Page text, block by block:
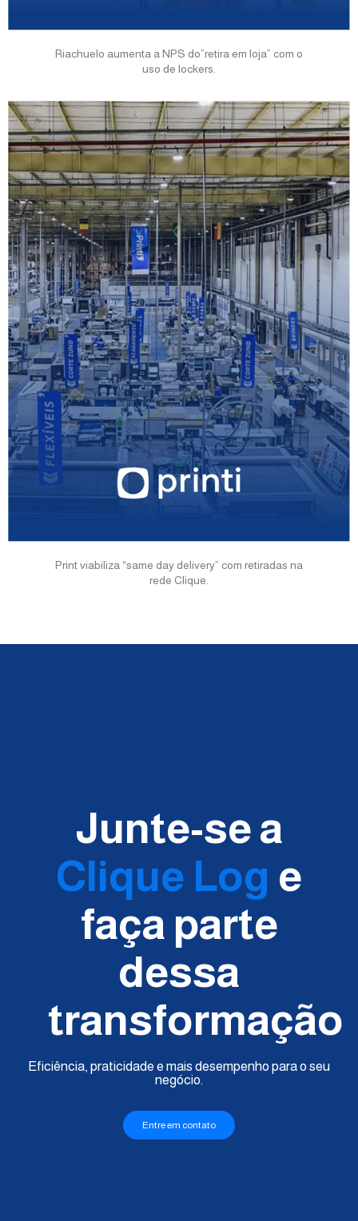
Riachuelo aumenta a NPS do”retira em loja” com o
uso de lockers.
Print viabiliza “same day delivery” com retiradas na
rede Clique.
Junte-se a
Clique Log e
faça parte
dessa
transformação
Eficiência, praticidade e mais desempenho para o seu
negócio.
Entre em contato